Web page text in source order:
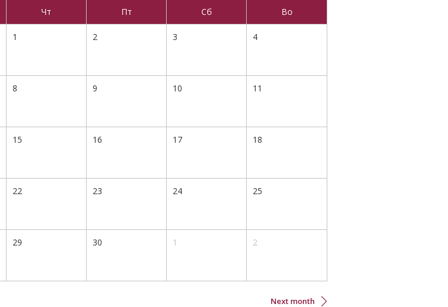
Чт Пт Сб Во
1 2 3 4
8 9 10 11
15 16 17 18
22 23 24 25
29 30 1 2
Next month